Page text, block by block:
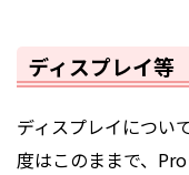
ディスプレイ等
ディスプレイについ
度はこのままで、